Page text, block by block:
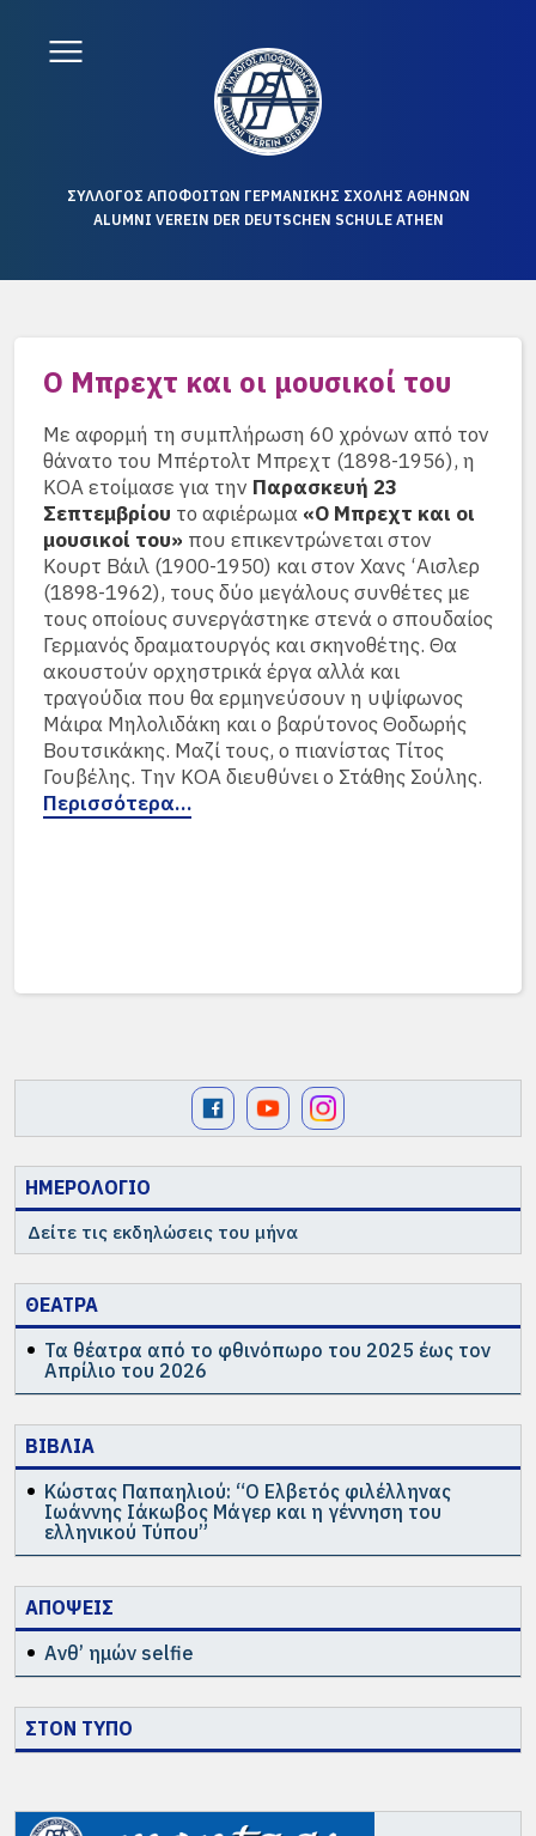
ΣΥΛΛΟΓΟΣ ΑΠΟΦΟΙΤΩΝ ΓΕΡΜΑΝΙΚΗΣ ΣΧΟΛΗΣ ΑΘΗΝΩΝ
ALUMNI VEREIN DER DEUTSCHEN SCHULE ATHEN
ΗΜΕΡΟΛΟΓΙΟ
Δείτε τις εκδηλώσεις του μήνα
ΘΕΑΤΡΑ
Τα θέατρα από το φθινόπωρο του 2025 έως τον
Απρίλιο του 2026
ΒΙΒΛΙΑ
Κώστας Παπαηλιού: “Ο Ελβετός φιλέλληνας
Ιωάννης Ιάκωβος Μάγερ και η γέννηση του
ελληνικού Τύπου”
ΑΠΟΨΕΙΣ
Ανθ’ ημών selfie
ΣΤΟΝ ΤΥΠΟ
Ο Μπρεχτ και οι μουσικοί του
Με αφορμή τη συμπλήρωση 60 χρόνων από τον
θάνατο του Μπέρτολτ Μπρεχτ (1898-1956), η
ΚΟΑ ετοίμασε για την Παρασκευή 23
Σεπτεμβρίου το αφιέρωμα «Ο Μπρεχτ και οι
μουσικοί του» που επικεντρώνεται στον
Κουρτ Βάιλ (1900-1950) και στον Χανς ‘Αισλερ
(1898-1962), τους δύο μεγάλους συνθέτες με
τους οποίους συνεργάστηκε στενά ο σπουδαίος
Γερμανός δραματουργός και σκηνοθέτης. Θα
ακουστούν ορχηστρικά έργα αλλά και
τραγούδια που θα ερμηνεύσουν η υψίφωνος
Μάιρα Μηλολιδάκη και ο βαρύτονος Θοδωρής
Βουτσικάκης. Μαζί τους, ο πιανίστας Τίτος
Γουβέλης. Την ΚΟΑ διευθύνει ο Στάθης Σούλης.
Περισσότερα…